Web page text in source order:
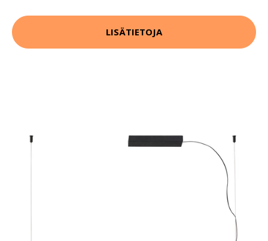
LISÄTIETOJA